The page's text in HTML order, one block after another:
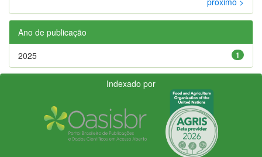
Ano de publicação
1
2025
Indexado por